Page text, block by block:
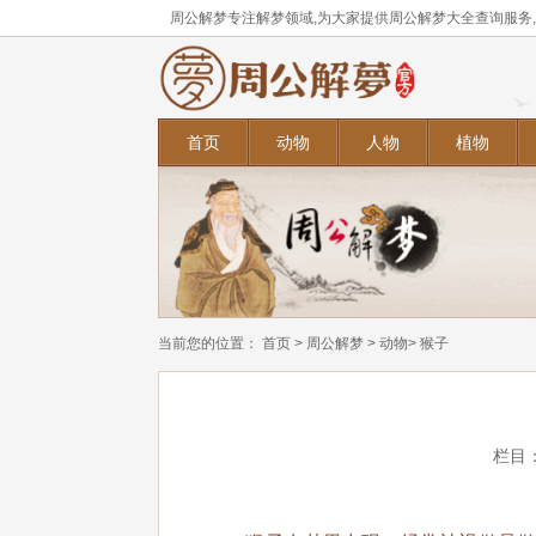
周公解梦专注解梦领域,为大家提供周公解梦大全查询服
首页 动物 人物 植物
当前您的位置： 首页 > 周公解梦 > 动物> 猴子
栏目